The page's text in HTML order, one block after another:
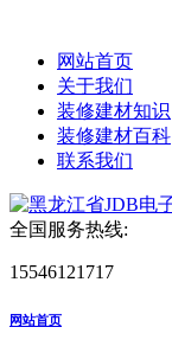
网站首页
关于我们
装修建材知识
装修建材百科
联系我们
全国服务热线:
15546121717
网站首页